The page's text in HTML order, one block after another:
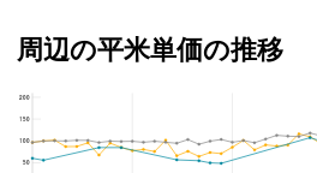
周辺の平米単価の推移
200
150
100
50